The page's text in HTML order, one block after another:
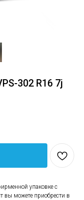
302 R16 7j
упаковке с
вы можете приобрести в